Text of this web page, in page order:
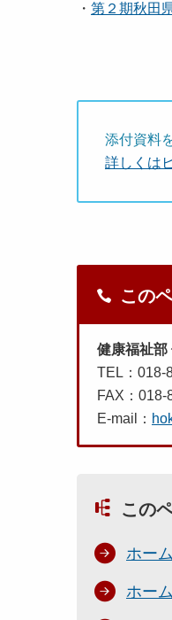
・ 第２期秋田
添付資料
詳しくは
この
健康福祉
TEL：018-
FAX：018-
E-mail：
この
ホーム
ホーム